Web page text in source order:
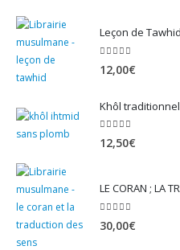
Leçon de
12,00€
4.82sur 5
12,50€
30,00€